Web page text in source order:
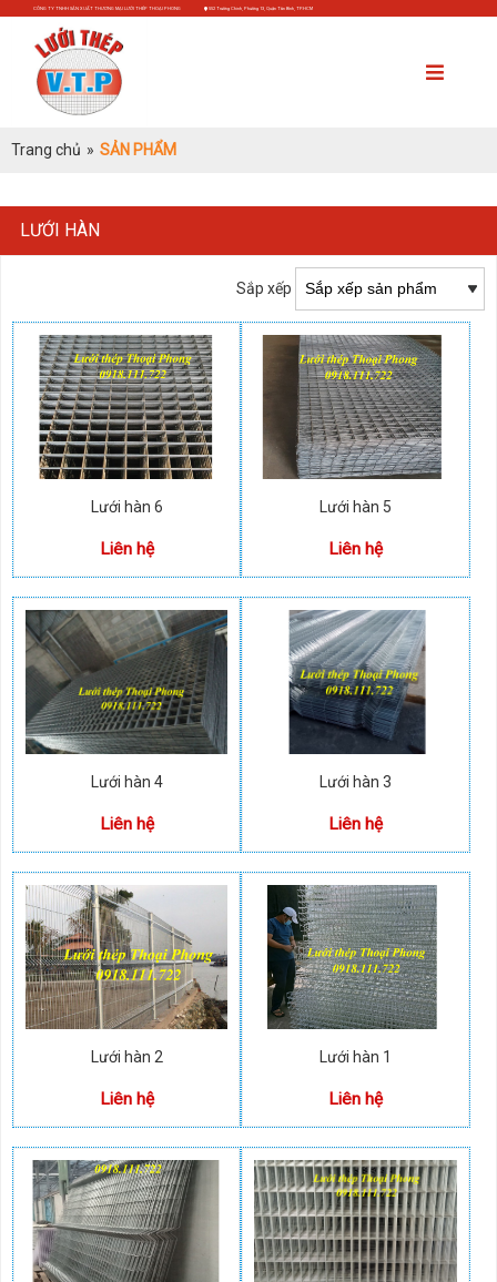
CÔNG TY TNHH SẢN XUẤT THƯƠNG MẠI LƯỚI THÉP THOẠI PHONG 552 Trường Chinh, Phường 13, Quận Tân Bình, TP.HCM
Trang chủ » SẢN PHẨM
LƯỚI HÀN
Sắp xếp
Lưới hàn 6
Liên hệ
Lưới hàn 5
Liên hệ
Lưới hàn 4
Liên hệ
Lưới hàn 3
Liên hệ
Lưới hàn 2
Liên hệ
Lưới hàn 1
Liên hệ